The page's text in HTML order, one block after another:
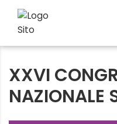
XXVI
NAZIONALE